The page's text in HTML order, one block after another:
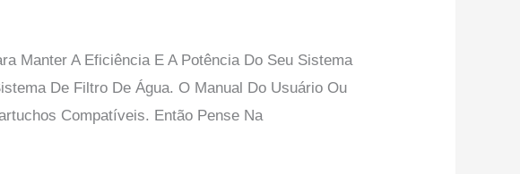
Manter A Eficiência E A Potência Do Seu Sistema
De Filtro De Água. O Manual Do Usuário Ou
Compatíveis. Então Pense Na